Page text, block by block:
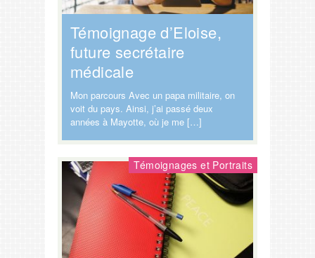
Témoignage d’Eloise,
future secrétaire
médicale
Mon parcours Avec un papa militaire, on
voit du pays. Ainsi, j’ai passé deux
années à Mayotte, où je me […]
Témoignages et Portraits